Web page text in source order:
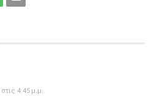
4:45 μ.μ.